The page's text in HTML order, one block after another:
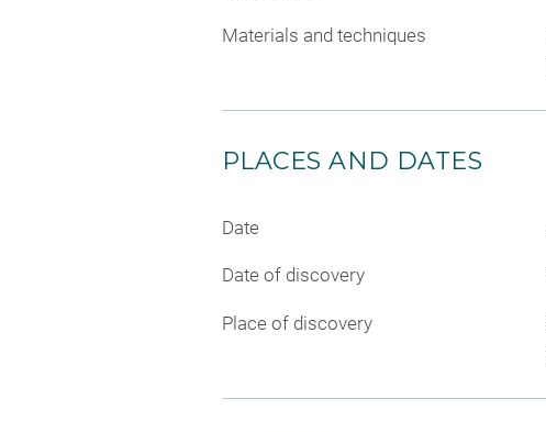
Materials and techniques
PLACES AND DATES
Date
Date of discovery
Place of discovery